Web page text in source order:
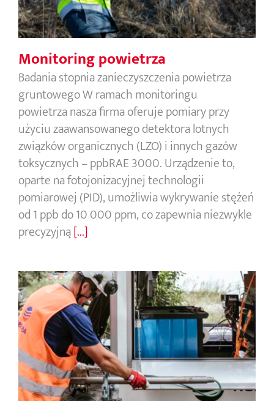
Monitoring powietrza
Badania stopnia zanieczyszczenia powietrza
gruntowego W ramach monitoringu
powietrza nasza firma oferuje pomiary przy
użyciu zaawansowanego detektora lotnych
związków organicznych (LZO) i innych gazów
toksycznych – ppbRAE 3000. Urządzenie to,
oparte na fotojonizacyjnej technologii
pomiarowej (PID), umożliwia wykrywanie stężeń
od 1 ppb do 10 000 ppm, co zapewnia niezwykle
precyzyjną[...]
Badania środowiskowe in-situ